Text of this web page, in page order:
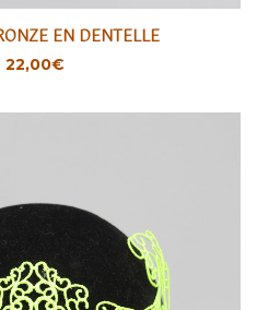
EN DENTELLE
22,00€